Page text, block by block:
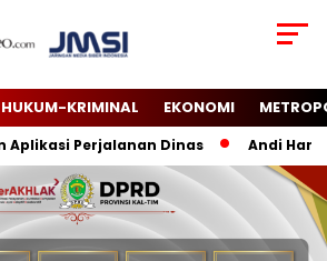
HUKUM-KRIMINAL EKONOMI
Perjalanan Dinas Andi Harun